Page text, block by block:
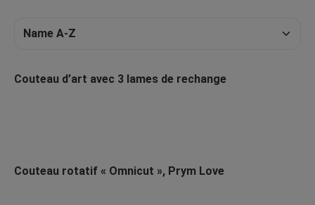
Couteau d’art avec 3 lames de rechange
Couteau rotatif « Omnicut », Prym Love